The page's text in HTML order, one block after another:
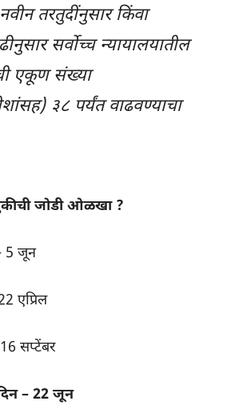
तरतुदींनुसार किंवा
सर्वोच्च न्यायालयातील
एकूण संख्या
३८ पर्यंत वाढवण्याचा
जोडी ओळखा ?
5 जून
एप्रिल
सप्टेंबर
– 22 जून